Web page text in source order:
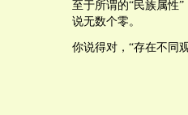
至于所谓的“民族属性
说无数个零。
你说得对，“存在不同